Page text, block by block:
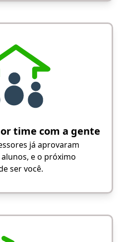
time com a gente
já aprovaram
e o próximo
ser você.